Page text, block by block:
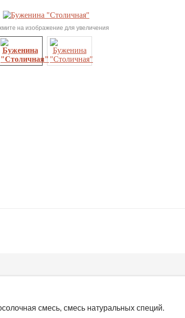
на изображение для увеличения
смесь, смесь натуральных специй.